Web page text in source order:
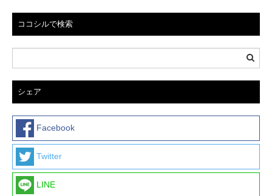
ココシルで検索
シェア
Facebook
Twitter
LINE